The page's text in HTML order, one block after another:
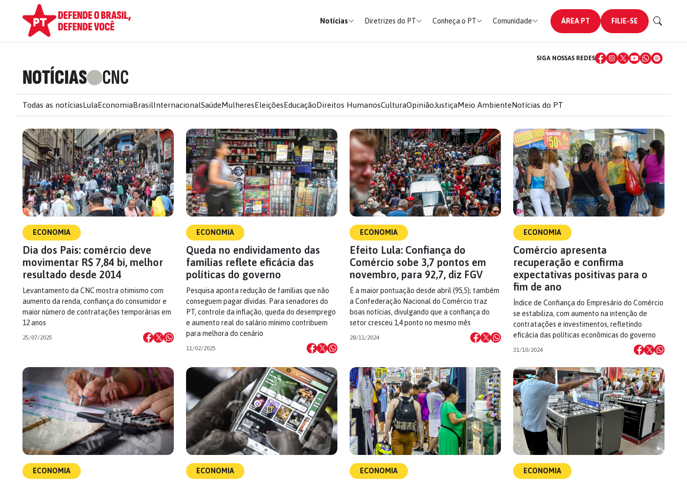
Notícias Diretrizes do PT Conheça o PT Comunidade ÁREA PT FILIE-SE
NOTÍCIAS CNC
SIGA NOSSAS REDES
Todas as notíciasLulaEconomiaBrasilInternacionalSaúdeMulheresEleiçõesEducaçãoDireitos HumanosCulturaOpiniãoJustiçaMeio AmbienteNotícias do PT
ECONOMIA
Dia dos Pais: comércio deve
movimentar R$ 7,84 bi, melhor
resultado desde 2014
Levantamento da CNC mostra otimismo com
aumento da renda, confiança do consumidor e
maior número de contratações temporárias em
12 anos
25/07/2025
ECONOMIA
Queda no endividamento das
famílias reflete eficácia das
políticas do governo
Pesquisa aponta redução de famílias que não
conseguem pagar dívidas. Para senadores do
PT, controle da inflação, queda do desemprego
e aumento real do salário mínimo contribuem
para melhora do cenário
11/02/2025
ECONOMIA
Efeito Lula: Confiança do
Comércio sobe 3,7 pontos em
novembro, para 92,7, diz FGV
É a maior pontuação desde abril (95,5); também
a Confederação Nacional do Comércio traz
boas notícias, divulgando que a confiança do
setor cresceu 1,4 ponto no mesmo mês
28/11/2024
ECONOMIA
Comércio apresenta
recuperação e confirma
expectativas positivas para o
fim de ano
Índice de Confiança do Empresário do Comércio
se estabiliza, com aumento na intenção de
contratações e investimentos, refletindo
eficácia das políticas econômicas do governo
31/10/2024
ECONOMIA ECONOMIA ECONOMIA ECONOMIA